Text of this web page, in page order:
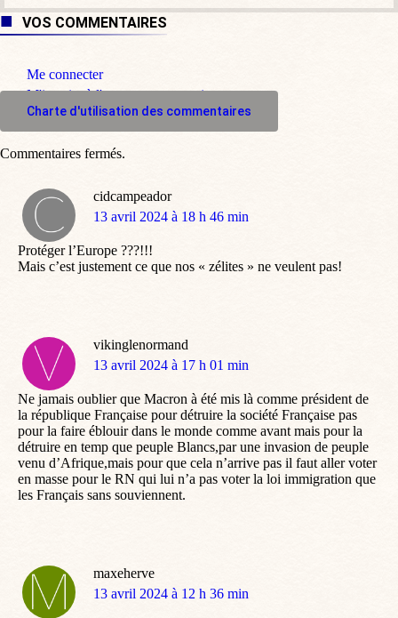
VOS COMMENTAIRES
Me connecter
M'inscrire à l'espace commentaire
Charte d'utilisation des commentaires
cidcampeador
dit
13 avril 2024 à 18 h 46 min
Protéger l’Europe ???!!!
Mais c’est justement ce que nos « zélites » ne veulent pas!
vikinglenormand
dit
13 avril 2024 à 17 h 01 min
Ne jamais oublier que Macron à été mis là comme président de
la république Française pour détruire la société Française pas
pour la faire éblouir dans le monde comme avant mais pour la
détruire en temp que peuple Blancs,par une invasion de peuple
venu d’Afrique,mais pour que cela n’arrive pas il faut aller voter
en masse pour le RN qui lui n’a pas voter la loi immigration que
les Français sans souviennent.
maxeherve
dit
13 avril 2024 à 12 h 36 min
Commentaires fermés.